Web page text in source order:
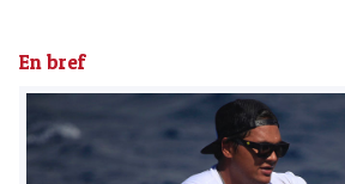
En bref